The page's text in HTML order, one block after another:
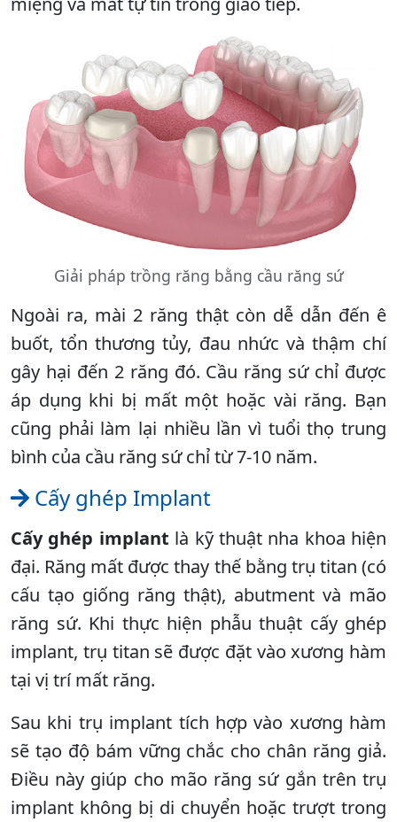
Giải pháp trồng răng bằng cầu răng sứ
Ngoài ra, mài 2 răng thật còn dễ dẫn đến ê
buốt, tổn thương tủy, đau nhức và thậm chí
gây hại đến 2 răng đó. Cầu răng sứ chỉ được
áp dụng khi bị mất một hoặc vài răng. Bạn
cũng phải làm lại nhiều lần vì tuổi thọ trung
bình của cầu răng sứ chỉ từ 7-10 năm.
Cấy ghép Implant
Cấy ghép implant là kỹ thuật nha khoa hiện
đại. Răng mất được thay thế bằng trụ titan (có
cấu tạo giống răng thật), abutment và mão
răng sứ. Khi thực hiện phẫu thuật cấy ghép
implant, trụ titan sẽ được đặt vào xương hàm
tại vị trí mất răng.
Sau khi trụ implant tích hợp vào xương hàm
sẽ tạo độ bám vững chắc cho chân răng giả.
Điều này giúp cho mão răng sứ gắn trên trụ
implant không bị di chuyển hoặc trượt trong